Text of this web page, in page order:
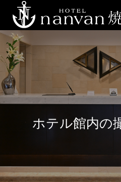
ホテル館内の